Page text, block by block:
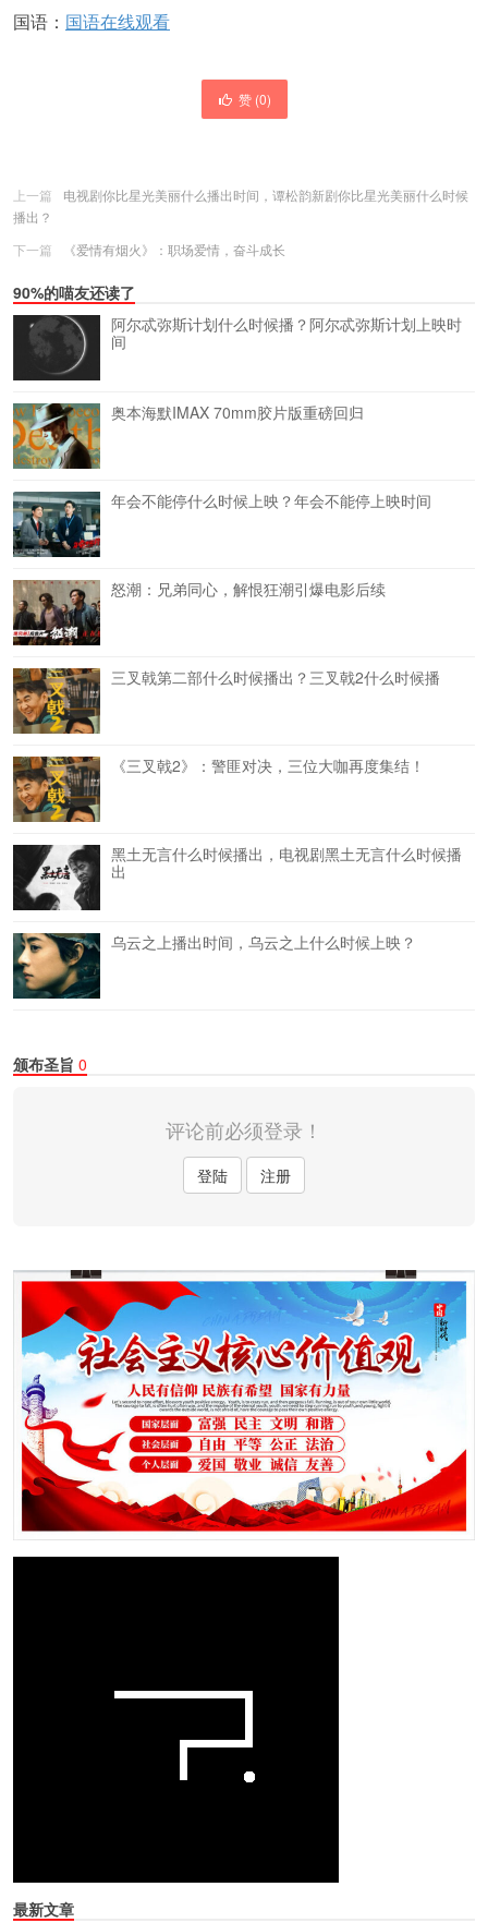
国语： 国语在线观看
赞 (0)
上一篇
电视剧你比星光美丽什么播出时间，谭松韵新剧你比星光美丽什么时候
播出？
下一篇
《爱情有烟火》：职场爱情，奋斗成长
90%的喵友还读了
阿尔忒弥斯计划什么时候播？阿尔忒弥斯计划上映时
间
奥本海默IMAX 70mm胶片版重磅回归
年会不能停什么时候上映？年会不能停上映时间
怒潮：兄弟同心，解恨狂潮引爆电影后续
三叉戟第二部什么时候播出？三叉戟2什么时候播
《三叉戟2》：警匪对决，三位大咖再度集结！
黑土无言什么时候播出，电视剧黑土无言什么时候播
出
乌云之上播出时间，乌云之上什么时候上映？
颁布圣旨 0
评论前必须登录！
登陆 注册
最新文章